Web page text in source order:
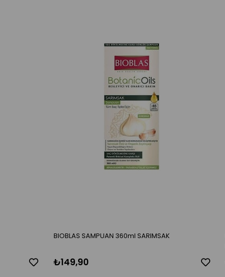
BIOBLAS SAMPUAN 360ml SARIMSAK
₺149,90